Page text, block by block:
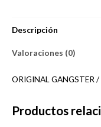
FEM
(3
cantidad
Descripción
Valoraciones (0)
ORIGINAL GANGSTER
Productos